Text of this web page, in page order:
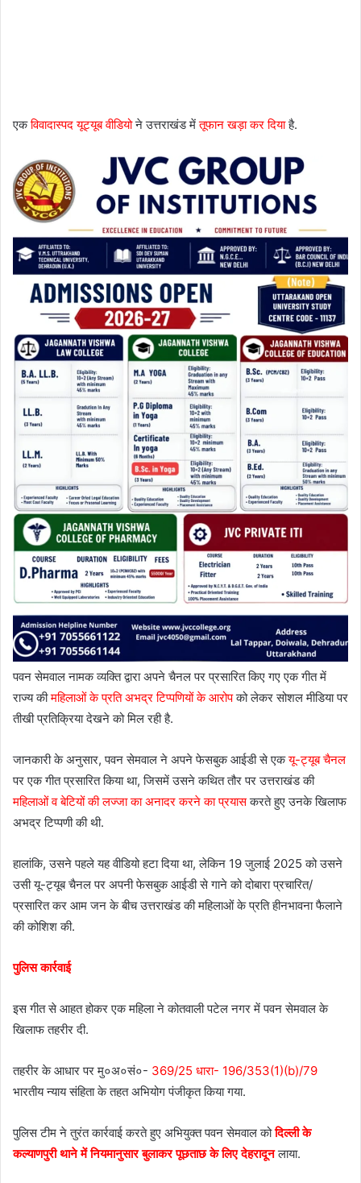
एकविवादास्पद यूट्यूब वीडियोने उत्तराखंड मेंतूफान खड़ा कर दियाहै.
पवन सेमवाल नामक व्यक्ति द्वारा अपने चैनल पर प्रसारित किए गए एक गीत में
राज्य कीमहिलाओं के प्रति अभद्र टिप्पणियों के आरोपको लेकर सोशल मीडिया पर
तीखी प्रतिक्रिया देखने को मिल रही है.
जानकारी के अनुसार, पवन सेमवाल ने अपने फेसबुक आईडी से एकयू-ट्यूब चैनल
पर एक गीत प्रसारित किया था, जिसमें उसने कथित तौर पर उत्तराखंड की
महिलाओं व बेटियों की लज्जा का अनादर करने का प्रयासकरते हुए उनके खिलाफ
अभद्र टिप्पणी की थी.
हालांकि, उसने पहले यह वीडियो हटा दिया था, लेकिन 19 जुलाई 2025 को उसने
उसी यू-ट्यूब चैनल पर अपनी फेसबुक आईडी से गाने को दोबारा प्रचारित/
प्रसारित कर आम जन के बीच उत्तराखंड की महिलाओं के प्रति हीनभावना फैलाने
की कोशिश की.
पुलिस कार्रवाई
इस गीत से आहत होकर एक महिला ने कोतवाली पटेल नगर में पवन सेमवाल के
खिलाफ तहरीर दी.
तहरीर के आधार पर मु०अ०सं०- 369/25 धारा- 196/353(1)(b)/79
भारतीय न्याय संहिता के तहत अभियोग पंजीकृत किया गया.
पुलिस टीम ने तुरंत कार्रवाई करते हुए अभियुक्त पवन सेमवाल कोदिल्ली के
कल्याणपुरी थाने में नियमानुसार बुलाकर पूछताछ के लिए देहरादूनलाया.